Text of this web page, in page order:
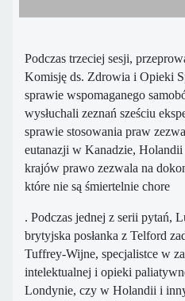
Podczas trzeciej sesji,
Komisję ds. Zdrowia i Opieki
sprawie wspomaganego
wysłuchali zeznań sześciu
sprawie stosowania praw
eutanazji w Kanadzie,
krajów prawo zezwala na
które nie są śmiertelnie chore
. Podczas jednej z serii pytań,
brytyjska posłanka z Telford
Tuffrey-Wijne, specjalistce w
intelektualnej i opieki
Londynie, czy w Holandii i